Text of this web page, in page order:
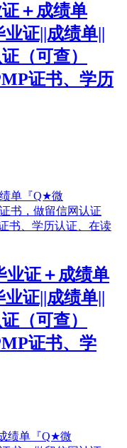
＋成绩单
业证||成绩单||
（可查）
证书、学历
证＋成绩单
业证||成绩单||
（可查）
证书、学